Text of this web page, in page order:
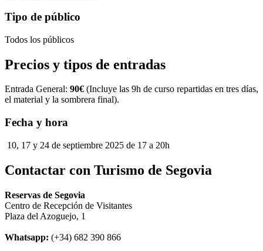
Tipo de público
Todos los públicos
Precios y tipos de entradas
Entrada General: 90€ (Incluye las 9h de curso repartidas en tres días,
el material y la sombrera final).
Fecha y hora
10, 17 y 24 de septiembre 2025 de 17 a 20h
Contactar con Turismo de Segovia
Reservas de Segovia
Centro de Recepción de Visitantes
Plaza del Azoguejo, 1
Whatsapp: (+34) 682 390 866